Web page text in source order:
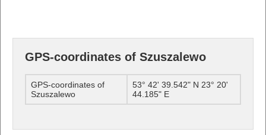
GPS-coordinates of Szuszalewo
GPS-coordinates of
Szuszalewo
53° 42' 39.542" N 23° 20'
44.185" E